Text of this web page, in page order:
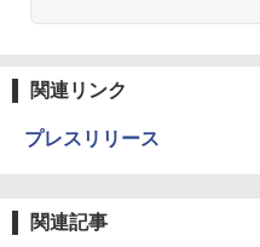
関連リンク
プレスリリース
関連記事